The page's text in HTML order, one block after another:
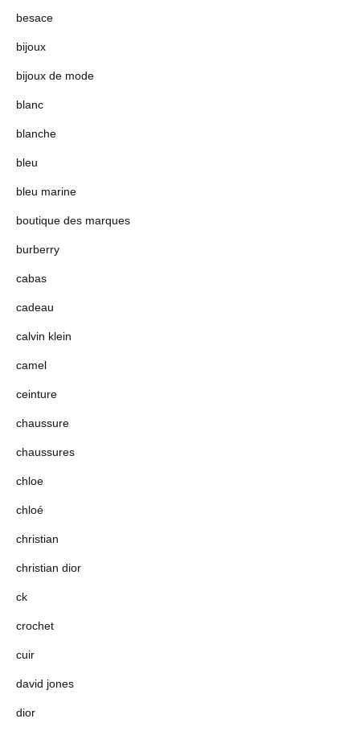
besace
bijoux
bijoux de mode
blanc
blanche
bleu
bleu marine
boutique des marques
burberry
cabas
cadeau
calvin klein
camel
ceinture
chaussure
chaussures
chloe
chloé
christian
christian dior
ck
crochet
cuir
david jones
dior